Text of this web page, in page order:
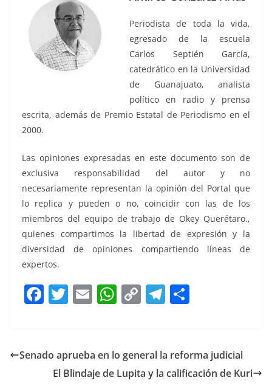
Periodista de toda la vida,
egresado de la escuela
Carlos Septién García,
catedrático en la Universidad
de Guanajuato, analista
político en radio y prensa
escrita, además de Premio Estatal de Periodismo en el
2000.
Las opiniones expresadas en este documento son de
exclusiva responsabilidad del autor y no
necesariamente representan la opinión del Portal que
lo replica y pueden o no, coincidir con las de los
miembros del equipo de trabajo de Okey Querétaro.,
quienes compartimos la libertad de expresión y la
diversidad de opiniones compartiendo líneas de
expertos.
F
e
b
T
er
E
l
W
s
A
C
y
Li
T
gr
a
e
Senado aprueba en lo general la reforma judicial
El Blindaje de Lupita y la calificación de Kuri